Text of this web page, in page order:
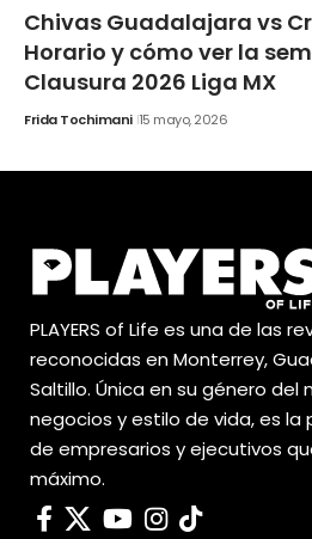
Chivas Guadalajara vs
Horario y cómo ver la
Clausura 2026 Liga MX
Frida Tochimani 15 mayo, 2026
PLAYERS of Life es una de las
reconocidas en Monterrey,
Saltillo. Única en su género del
negocios y estilo de vida, es
de empresarios y ejecutivos
máximo.